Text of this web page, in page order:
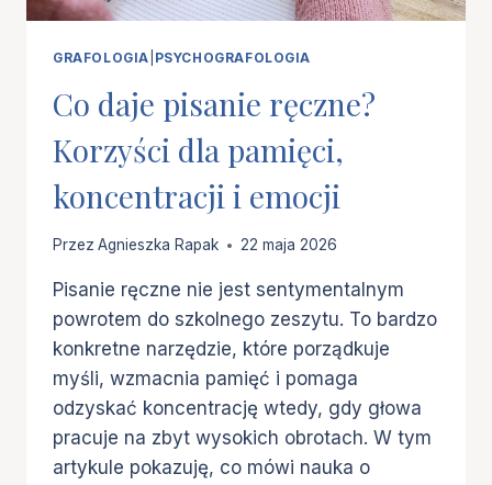
GRAFOLOGIA PSYCHOGRAFOLOGIA
Co daje pisanie ręczne?
Korzyści dla pamięci,
koncentracji i emocji
Przez Agnieszka Rapak 22 maja 2026
Pisanie ręczne nie jest sentymentalnym
powrotem do szkolnego zeszytu. To bardzo
konkretne narzędzie, które porządkuje
myśli, wzmacnia pamięć i pomaga
odzyskać koncentrację wtedy, gdy głowa
pracuje na zbyt wysokich obrotach. W tym
artykule pokazuję, co mówi nauka o